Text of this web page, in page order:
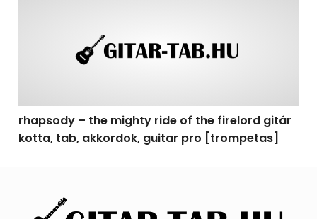
rhapsody – the mighty ride of the firelord gitár
kotta, tab, akkordok, guitar pro [trompetas]